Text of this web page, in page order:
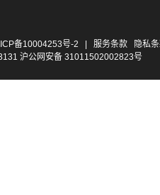
备10004253号-2 服务条款
隐私
沪公网安备 31011502002823号